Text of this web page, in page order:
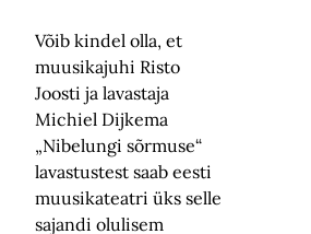
Võib kindel olla, et
muusikajuhi Risto
Joosti ja lavastaja
Michiel Dijkema
„Nibelungi sõrmuse“
lavastustest saab eesti
muusikateatri üks selle
sajandi olulisem